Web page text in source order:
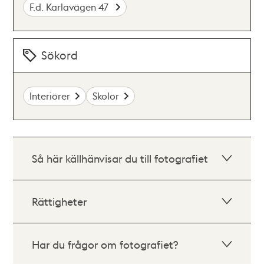
F.d. Karlavägen 47
Sökord
Interiörer Skolor
Så här källhänvisar du till fotografiet
Rättigheter
Har du frågor om fotografiet?